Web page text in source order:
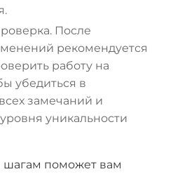
После
рекомендуется
работу на
убедиться в
замечаний и
уникальности
шагам поможет вам